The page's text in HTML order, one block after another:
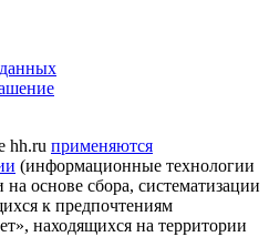
hh.ru применяются
(информационные технологии
основе сбора, систематизации
к предпочтениям
находящихся на территории